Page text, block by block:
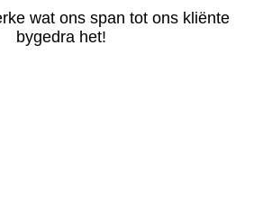
wat ons span tot ons kliënte
bygedra het!